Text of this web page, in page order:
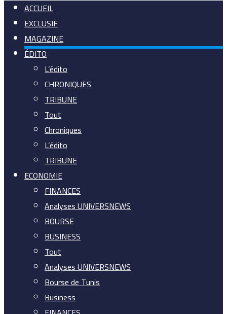
ACCUEIL
EXCLUSIF
MAGAZINE
ÉDITO
L’édito
CHRONIQUES
TRIBUNE
Tout
Chroniques
L’édito
TRIBUNE
ECONOMIE
FINANCES
Analyses UNIVERSNEWS
BOURSE
BUSINESS
Tout
Analyses UNIVERSNEWS
Bourse de Tunis
Business